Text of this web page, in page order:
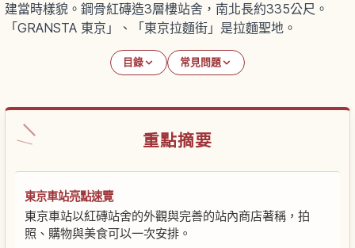
建當時樣貌。鋼骨紅磚造3層樓站舍，南北長約335公尺。
「GRANSTA 東京」、「東京拉麵街」是拉麵聖地。
目錄 常見問題
重點摘要
東京車站亮點速覽
東京車站以紅磚站舍的外觀與完善的站內商店著稱，拍
照、購物與美食可以一次安排。